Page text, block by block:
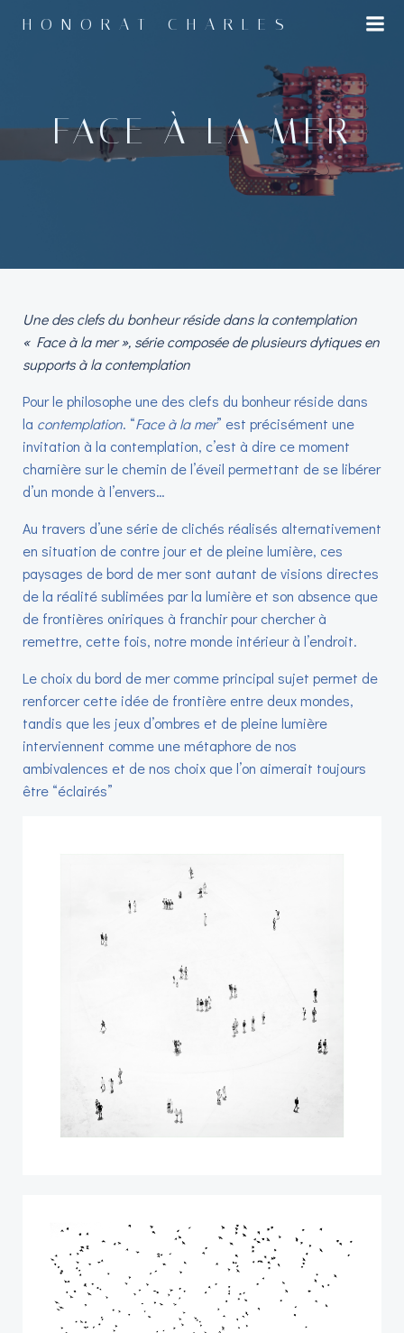
au
HONORAT CHARLES
FACE À LA MER
Une des clefs du bonheur réside dans la contemplation
« Face à la mer », série composée de plusieurs dytiques en
supports à la contemplation
Pour le philosophe une des clefs du bonheur réside dans
la contemplation. “Face à la mer” est précisément une
invitation à la contemplation, c’est à dire ce moment
charnière sur le chemin de l’éveil permettant de se libérer
d’un monde à l’envers…
Au travers d’une série de clichés réalisés alternativement
en situation de contre jour et de pleine lumière, ces
paysages de bord de mer sont autant de visions directes
de la réalité sublimées par la lumière et son absence que
de frontières oniriques à franchir pour chercher à
remettre, cette fois, notre monde intérieur à l’endroit.
Le choix du bord de mer comme principal sujet permet de
renforcer cette idée de frontière entre deux mondes,
tandis que les jeux d’ombres et de pleine lumière
interviennent comme une métaphore de nos
ambivalences et de nos choix que l’on aimerait toujours
être “éclairés”